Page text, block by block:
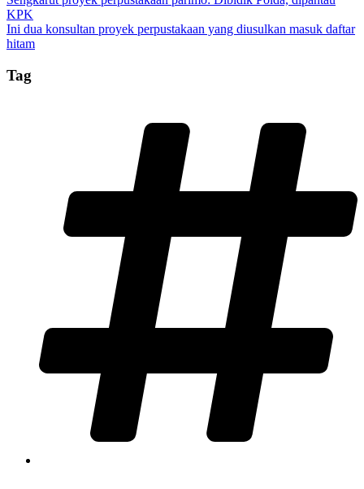
KPK
Ini dua konsultan proyek perpustakaan yang diusulkan masuk daftar
hitam
Tag